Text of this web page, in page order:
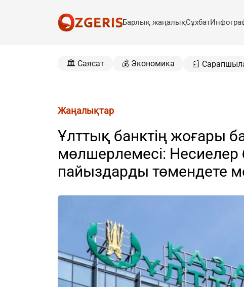
Барлық жаңалықСұхбат
🏛️ Саясат 💰 Экономика 📰
Жаңалықтар
Ұлттық банктің жоғары
мөлшерлемесі:
пайыздарды төмендете